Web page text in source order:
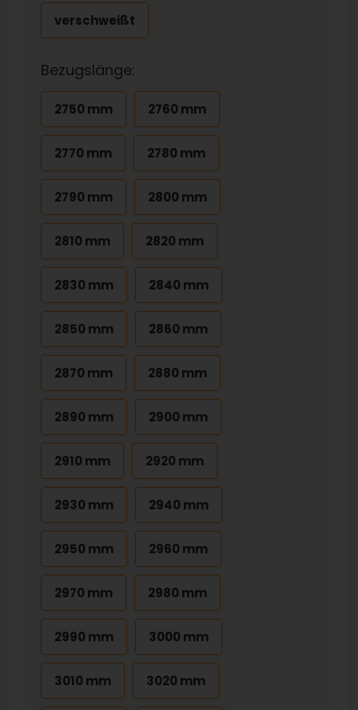
verschweißt
Bezugslänge:
2750 mm 2760 mm
2770 mm 2780 mm
2790 mm 2800 mm
2810 mm 2820 mm
2830 mm 2840 mm
2850 mm 2860 mm
2870 mm 2880 mm
2890 mm 2900 mm
2910 mm 2920 mm
2930 mm 2940 mm
2950 mm 2960 mm
2970 mm 2980 mm
2990 mm 3000 mm
3010 mm 3020 mm